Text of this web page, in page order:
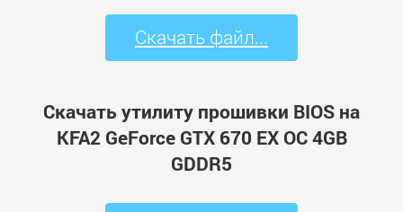
Скачать файл...
Скачать утилиту прошивки BIOS на
KFA2 GeForce GTX 670 EX OC 4GB
GDDR5